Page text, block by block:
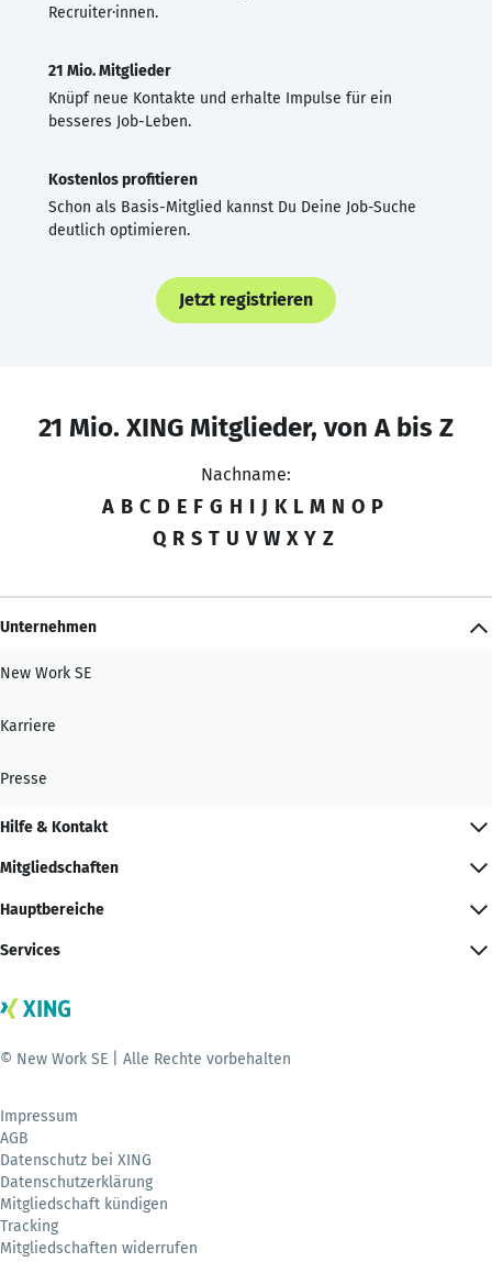
Recruiter·innen.
21 Mio. Mitglieder
Knüpf neue Kontakte und erhalte Impulse für ein
besseres Job-Leben.
Kostenlos profitieren
Schon als Basis-Mitglied kannst Du Deine Job-Suche
deutlich optimieren.
Jetzt registrieren
21 Mio. XING Mitglieder, von A bis Z
Nachname:
A B C D E F G H I J K L M N O P
Q R S T U V W X Y Z
Unternehmen
New Work SE
Karriere
Presse
Hilfe & Kontakt
Mitgliedschaften
Hauptbereiche
Services
© New Work SE | Alle Rechte vorbehalten
Impressum
AGB
Datenschutz bei XING
Datenschutzerklärung
Mitgliedschaft kündigen
Tracking
Mitgliedschaften widerrufen